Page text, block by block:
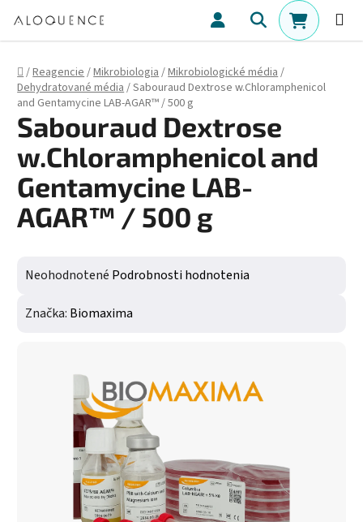
Hľadať
Domov
/Reagencie/Mikrobiologia/Mikrobiologické média/
Dehydratované média/Sabouraud Dextrose w.Chloramphenicol
and Gentamycine LAB-AGAR™ / 500 g
Sabouraud Dextrose
w.Chloramphenicol and
Gentamycine LAB-
AGAR™ / 500 g
Priemerné hodnotenie produktu je 0,0 z 5 hviezdičiek.
Neohodnotené Podrobnosti hodnotenia
Značka: Biomaxima